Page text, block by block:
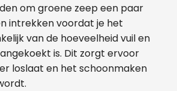
om groene zeep een paar
intrekken voordat je het
van de hoeveelheid vuil en
is. Dit zorgt ervoor
loslaat en het schoonmaken